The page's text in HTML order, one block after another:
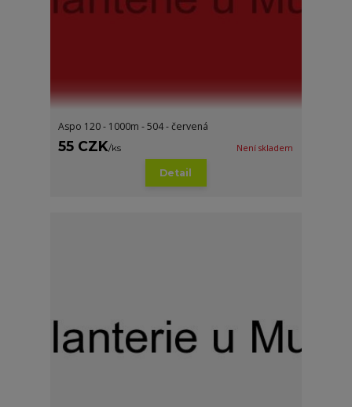
Aspo 120 - 1000m - 504 - červená
55 CZK/ks Není skladem
Detail